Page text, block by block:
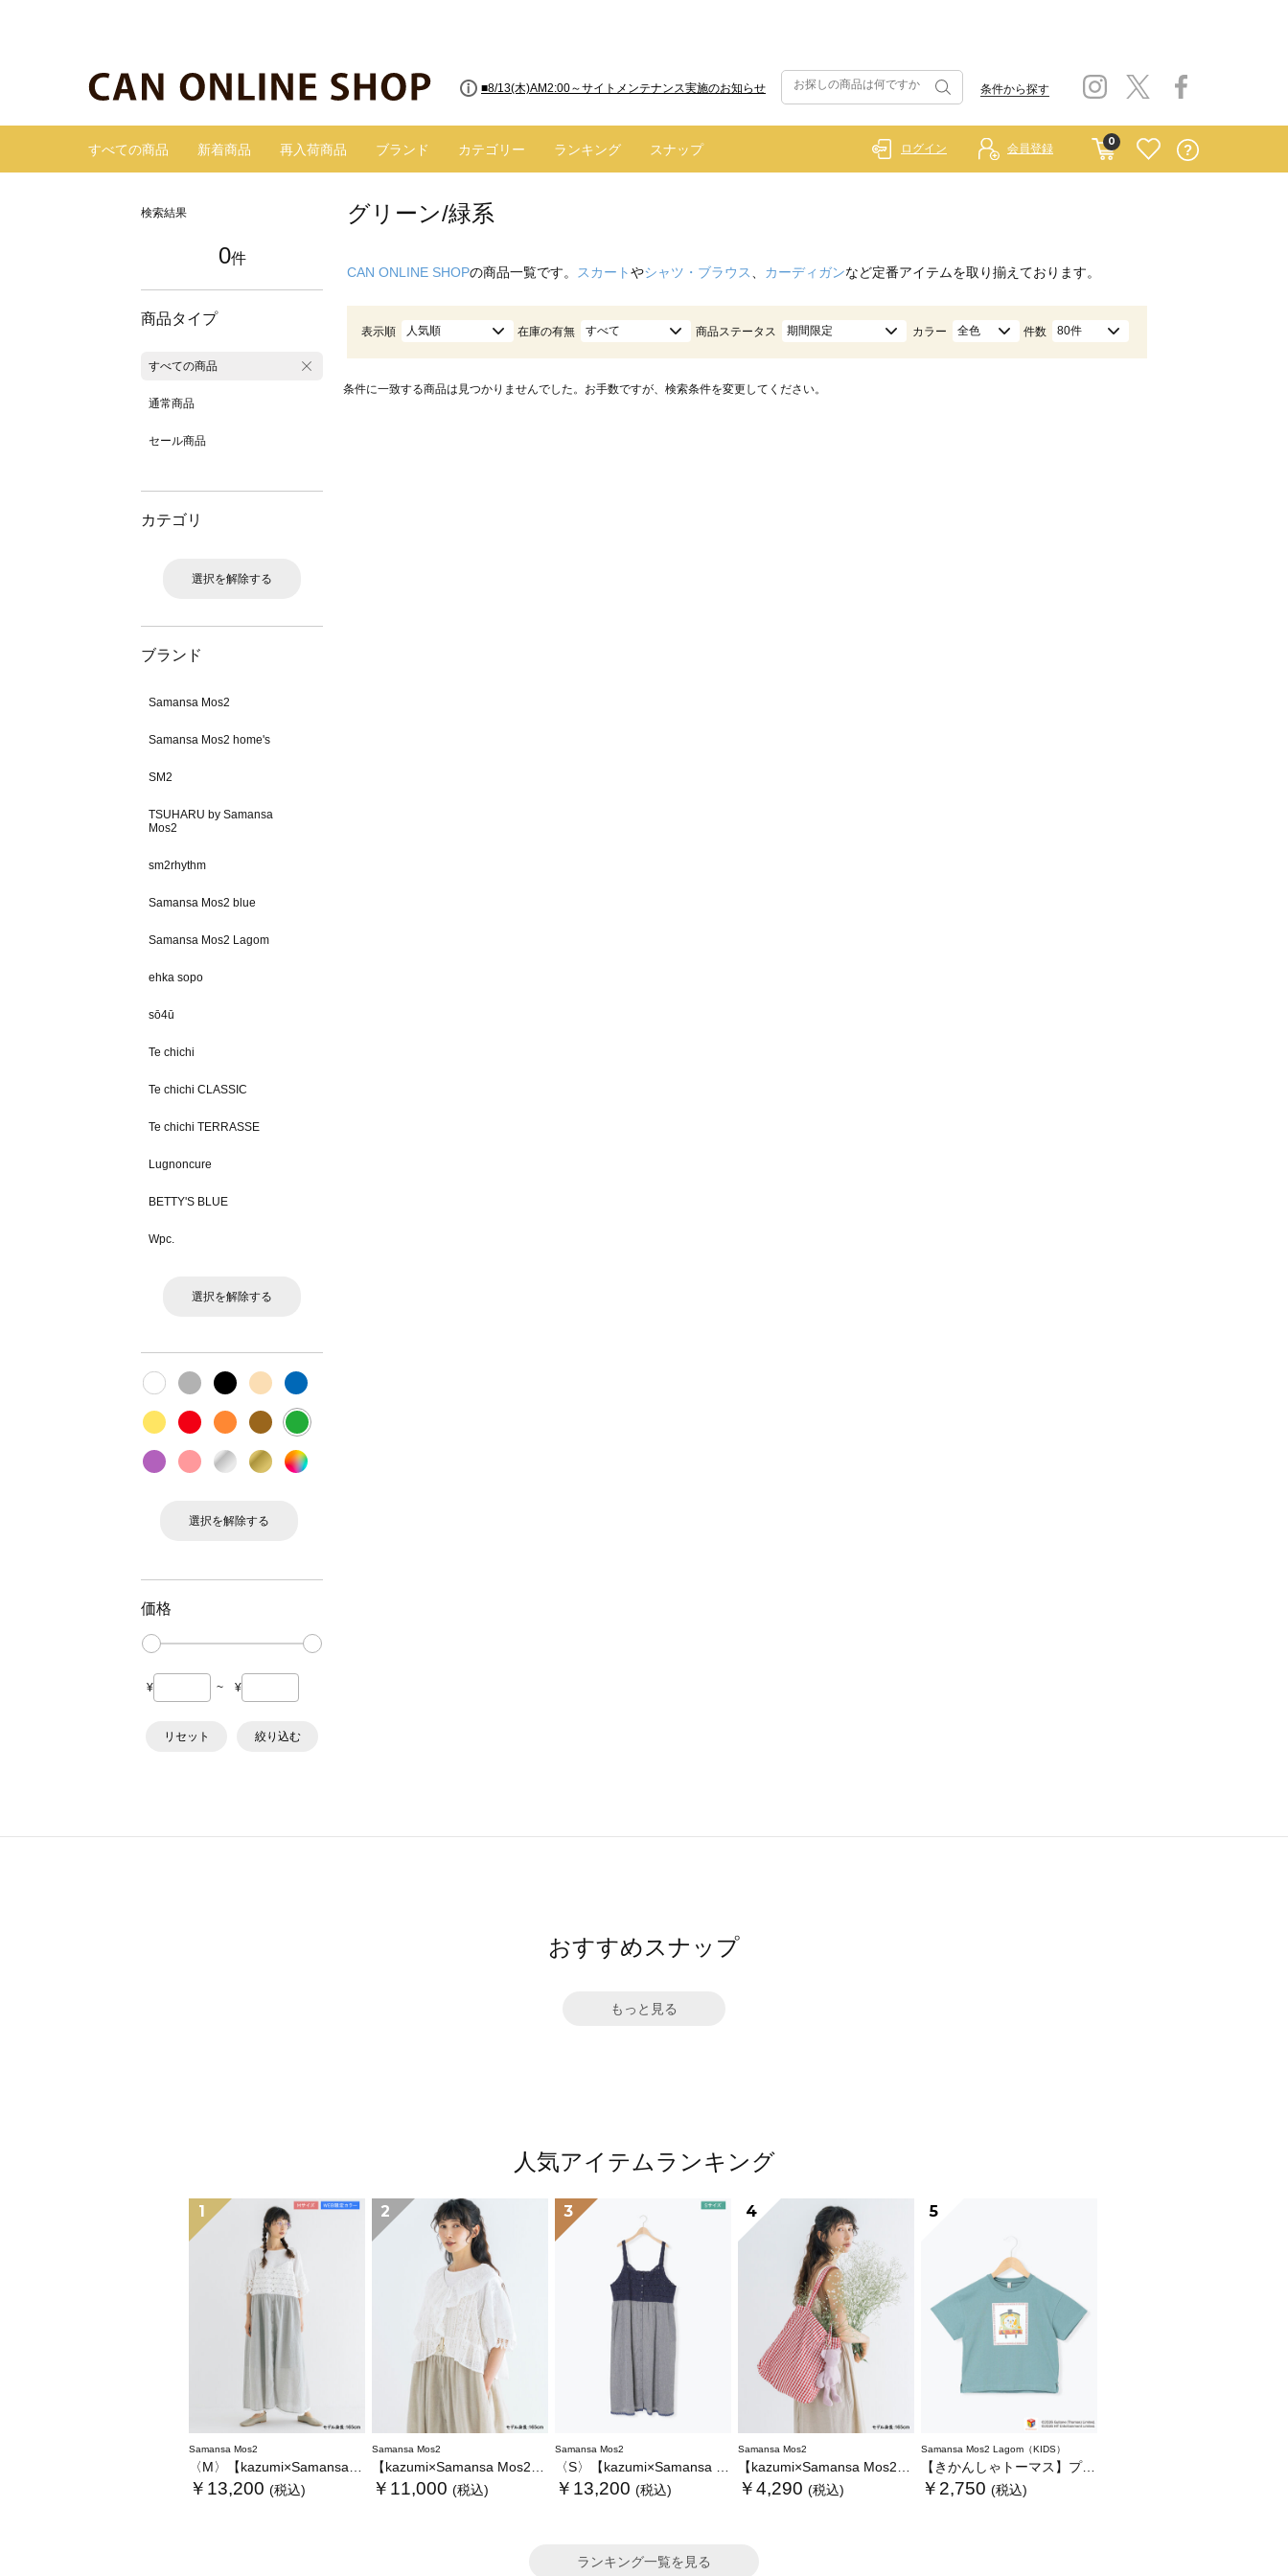
■8/13(木)AM2:00～サイトメンテナンス実施のお知らせ 条件から探す
すべての商品 新着商品 再入荷商品 ブランド カテゴリー ランキング スナップ
0
ログイン 会員登録
検索結果
0件
商品タイプ
すべての商品
通常商品
セール商品
カテゴリ
選択を解除する
ブランド
Samansa Mos2
Samansa Mos2 home's
SM2
TSUHARU by Samansa
Mos2
sm2rhythm
Samansa Mos2 blue
Samansa Mos2 Lagom
ehka sopo
sō4ū
Te chichi
Te chichi CLASSIC
Te chichi TERRASSE
Lugnoncure
BETTY'S BLUE
Wpc.
選択を解除する
選択を解除する
価格
¥ ~ ¥
リセット 絞り込む
グリーン/緑系
CAN ONLINE SHOPの商品一覧です。 スカートやシャツ・ブラウス カーディガンなど定番アイテムを取り揃えております。
表示順 人気順 在庫の有無 すべて 商品ステータス 期間限定 カラー 全色 件数 80件
条件に一致する商品は見つかりませんでした。お手数ですが、検索条件を変更してください。
おすすめスナップ
もっと見る
人気アイテムランキング
1
Samansa Mos2
〈M〉【kazumi×Samansa Mos2】キャミワンピース《WEB限定カラーあり》
￥13,200 (税込)
2
Samansa Mos2
【kazumi×Samansa Mos2】レースフリルブラウス
￥11,000 (税込)
3
Samansa Mos2
〈S〉【kazumi×Samansa Mos2】キャミワンピース《WEB限定カラーあり》
￥13,200 (税込)
4
Samansa Mos2
【kazumi×Samansa Mos2】ぬいぐるみバッグ
￥4,290 (税込)
5
Samansa Mos2 Lagom（KIDS）
【きかんしゃトーマス】プリントTシャツ
￥2,750 (税込)
ランキング一覧を見る